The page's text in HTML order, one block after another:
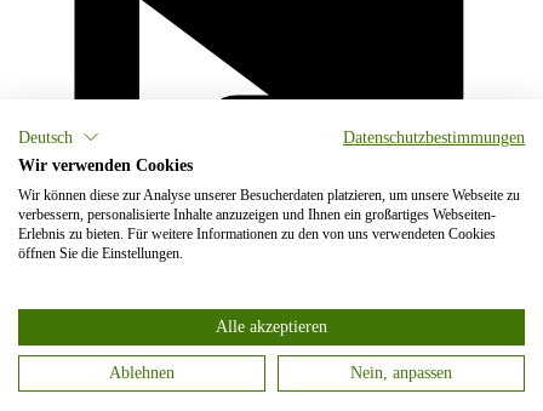
Deutsch
Datenschutzbestimmungen
Wir verwenden Cookies
Wir können diese zur Analyse unserer Besucherdaten platzieren, um unsere Webseite zu
verbessern, personalisierte Inhalte anzuzeigen und Ihnen ein großartiges Webseiten-
Erlebnis zu bieten. Für weitere Informationen zu den von uns verwendeten Cookies
öffnen Sie die Einstellungen.
Alle akzeptieren
Ablehnen Nein, anpassen